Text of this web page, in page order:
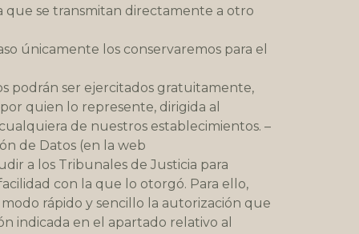
que se transmitan directamente a otro
únicamente los conservaremos para el
podrán ser ejercitados gratuitamente,
quien lo represente, dirigida al
de nuestros establecimientos. –
de Datos (en la web
a los Tribunales de Justicia para
con la que lo otorgó. Para ello,
rápido y sencillo la autorización que
indicada en el apartado relativo al